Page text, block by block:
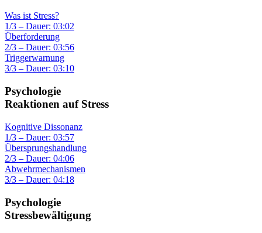
Was ist Stress?
1/3 – Dauer: 03:02
Überforderung
2/3 – Dauer: 03:56
Triggerwarnung
3/3 – Dauer: 03:10
Psychologie
Reaktionen auf Stress
Kognitive Dissonanz
1/3 – Dauer: 03:57
Übersprungshandlung
2/3 – Dauer: 04:06
Abwehrmechanismen
3/3 – Dauer: 04:18
Psychologie
Stressbewältigung